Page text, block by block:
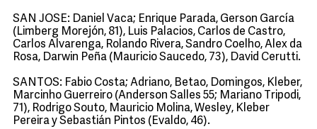
SAN JOSE: Daniel Vaca; Enrique Parada, Gerson García
(Limberg Morejón, 81), Luis Palacios, Carlos de Castro,
Carlos Alvarenga, Rolando Rivera, Sandro Coelho, Alex da
Rosa, Darwin Peña (Mauricio Saucedo, 73), David Cerutti.
SANTOS: Fabio Costa; Adriano, Betao, Domingos, Kleber,
Marcinho Guerreiro (Anderson Salles 55; Mariano Tripodi,
71), Rodrigo Souto, Mauricio Molina, Wesley, Kleber
Pereira y Sebastián Pintos (Evaldo, 46).